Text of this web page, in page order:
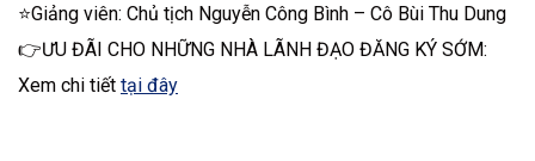
⭐Giảng viên: Chủ tịch Nguyễn Công Bình – Cô Bùi Thu Dung
👉ƯU ĐÃI CHO NHỮNG NHÀ LÃNH ĐẠO ĐĂNG KÝ SỚM:
Xem chi tiết tại đây